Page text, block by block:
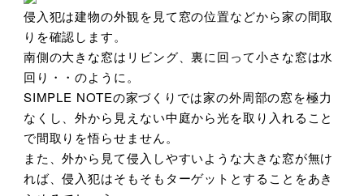
侵入犯は建物の外観を見て窓の位置などから家の間取
りを確認します。
南側の大きな窓はリビング、裏に回って小さな窓は水
回り・・のように。
SIMPLE NOTEの家づくりでは家の外周部の窓を極力
なくし、外から見えない中庭から光を取り入れること
で間取りを悟らせません。
また、外から見て侵入しやすいような大きな窓が無け
れば、侵入犯はそもそもターゲットとすることをあき